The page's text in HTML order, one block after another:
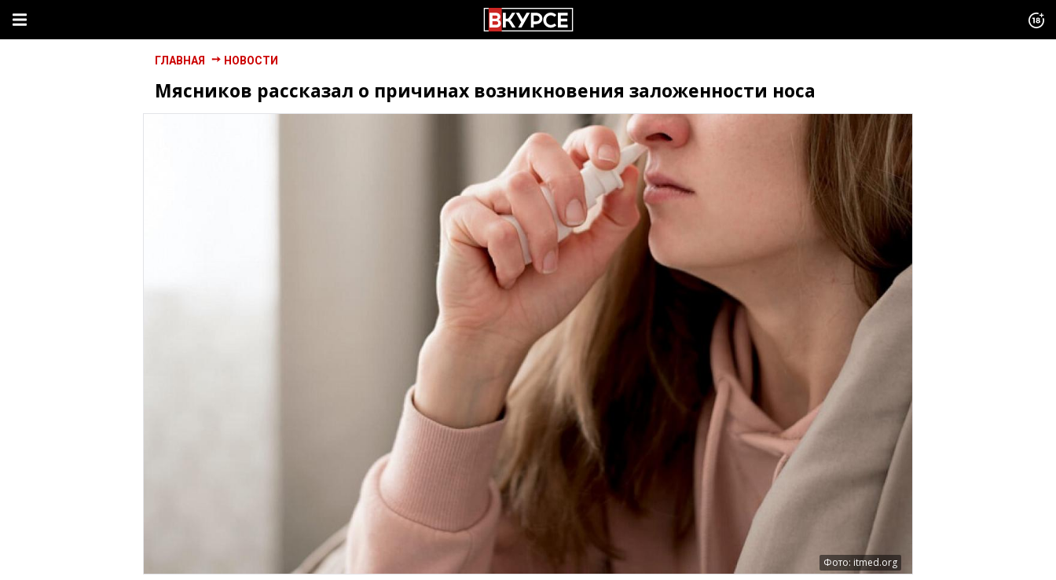
ГЛАВНАЯ НОВОСТИ
Мясников рассказал о причинах возникновения заложенности носа
Фото: itmed.org